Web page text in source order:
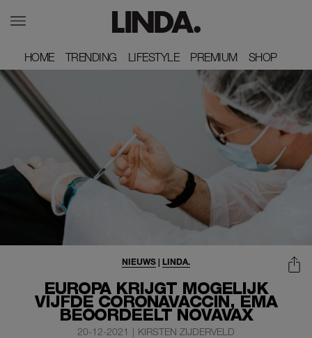
HOME
HOME TRENDING
TRENDING LIFESTYLE
LIFESTYLE PREMIUM
PREMIUM SHOP
SHOP
EUROPA KRIJGT MOGELIJK
VIJFDE CORONAVACCIN, EMA
BEOORDEELT NOVAVAX
NIEUWS | LINDA.
20-12-2021 | KIRSTEN ZIJDERVELD